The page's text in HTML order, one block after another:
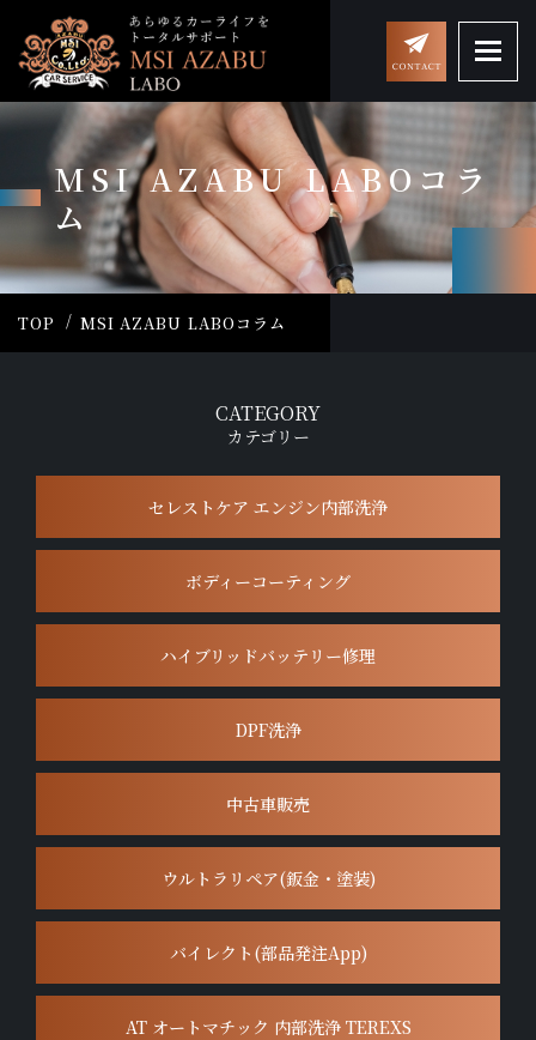
MSI AZABU LABOコラ
ム
TOP MSI AZABU LABOコラム
CATEGORY
カテゴリー
セレストケア エンジン内部洗浄
ボディーコーティング
ハイブリッドバッテリー修理
DPF洗浄
中古車販売
ウルトラリペア(鈑金・塗装)
バイレクト(部品発注App)
AT オートマチック 内部洗浄 TEREXS